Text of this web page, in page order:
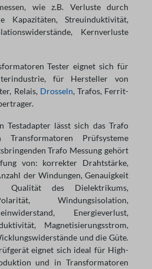
wie z.B. Verluste durch
Kapazitäten, Streuinduktivität,
Kernverluste
Tester eignet sich für
für Hersteller von
Relais, Drosseln, Trafos, Ferrit-
Testadapter lässt sich das Trafo
Prüfsysteme
Trafo Messung gehört
von: korrekter Drahtstärke,
der Windungen, Genauigkeit
Qualität des Dielektrikums,
Windungsisolation,
Energieverlust,
Magnetisierungsstrom,
und die Güte.
eignet sich ideal für High-
und in Transformatoren